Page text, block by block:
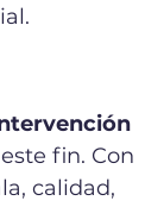
fin. Con
calidad,